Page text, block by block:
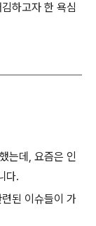
하고자 한 욕심
는데, 요즘은 인
다.
된 이슈들이 가